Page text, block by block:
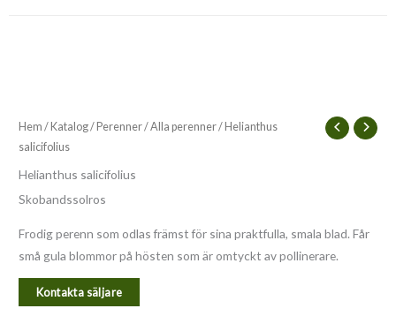
Hem /Katalog/Perenner/Alla perenner/ Helianthus
salicifolius
Helianthus salicifolius
Skobandssolros
Frodig perenn som odlas främst för sina praktfulla, smala blad. Får
små gula blommor på hösten som är omtyckt av pollinerare.
Kontakta säljare